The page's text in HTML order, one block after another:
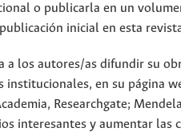
o publicarla en un
inicial en esta
a los autores/as difundir su
institucionales, en su página
Researchgate;
interesantes y aumentar las